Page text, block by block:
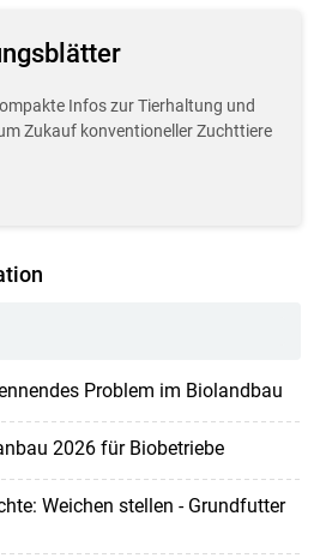
Infos zur Tierhaltung und
Zukauf konventioneller Zuchttiere
Problem im Biolandbau
2026 für Biobetriebe
Weichen stellen - Grundfutter